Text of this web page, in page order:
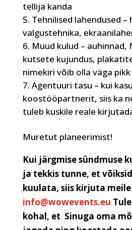
tellija kanda
Tehnilised lahendused –
valgustehnika,
Muud kulud –
kutsete kujundus,
nimekiri võib olla väga pikk
Agentuuri tasu – kui
koostööpartnerit, siis ka
tuleb kuskile reale
Muretut planeerimist!
Kui järgmise sündmuse
ja tekkis tunne, et
kuulata, siis kirjuta meile
info@wowevents.eu
kohal, et Sinuga oma